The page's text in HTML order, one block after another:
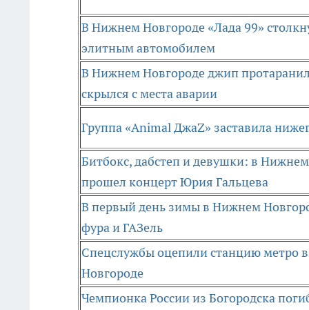
В Нижнем Новгороде «Лада 99»
элитным автомобилем
В Нижнем Новгороде джип
скрылся с места аварии
Группа «Animal ДжаZ» заставила
Битбокс, дабстеп и девушки: в
прошел концерт Юрия Гальцева
В первый день зимы в Нижнем
фура и ГАЗель
Спецслужбы оцепили станцию метро
Новгороде
Чемпионка России из Богородска